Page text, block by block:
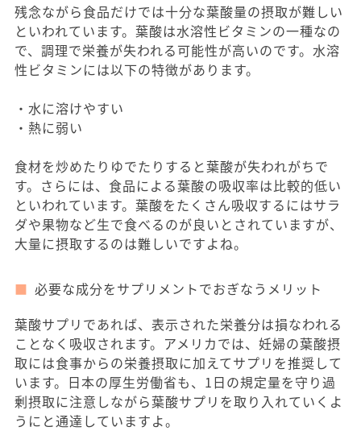
残念ながら食品だけでは十分な葉酸量の摂取が難しい
といわれています。葉酸は水溶性ビタミンの一種なの
で、調理で栄養が失われる可能性が高いのです。水溶
性ビタミンには以下の特徴があります。
・水に溶けやすい
・熱に弱い
食材を炒めたりゆでたりすると葉酸が失われがちで
す。さらには、食品による葉酸の吸収率は比較的低い
といわれています。葉酸をたくさん吸収するにはサラ
ダや果物など生で食べるのが良いとされていますが、
大量に摂取するのは難しいですよね。
必要な成分をサプリメントでおぎなうメリット
葉酸サプリであれば、表示された栄養分は損なわれる
ことなく吸収されます。アメリカでは、妊婦の葉酸摂
取には食事からの栄養摂取に加えてサプリを推奨して
います。日本の厚生労働省も、1日の規定量を守り過
剰摂取に注意しながら葉酸サプリを取り入れていくよ
うにと通達していますよ。